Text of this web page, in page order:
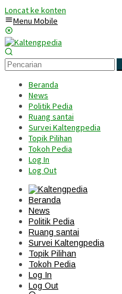
Loncat ke konten
Menu Mobile
Beranda
News
Politik Pedia
Ruang santai
Survei Kaltengpedia
Topik Pilihan
Tokoh Pedia
Log In
Log Out
Beranda
News
Politik Pedia
Ruang santai
Survei Kaltengpedia
Topik Pilihan
Tokoh Pedia
Log In
Log Out